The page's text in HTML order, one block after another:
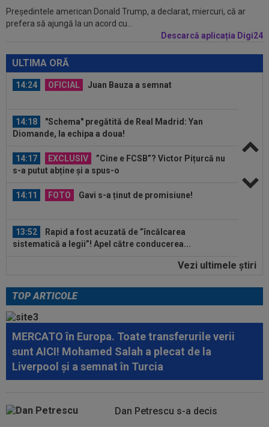
Președintele american Donald Trump, a declarat, miercuri, că ar
prefera să ajungă la un acord cu...
Descarcă aplicația Digi24
ULTIMA ORĂ
14:59
Abia aștepta! Carragher l-a pus la colț pe Mo
Salah: "Mă gândeam că vrea să...
Lotul Universității Craiova la meciul
cu KuPS din Europa League: reveniri...
14:24 OFICIAL Juan Bauza a semnat
14:18
"Schema" pregătită de Real Madrid: Yan
Diomande, la echipa a doua!
14:17 EXCLUSIV
”Cine e FCSB”? Victor Pițurcă nu
s-a putut abține și a spus-o
14:11 FOTO Gavi s-a ținut de promisiune!
13:52
Rapid a fost acuzată de ”încălcarea
sistematică a legii”! Apel către conducerea...
Ilie Dumitrescu l-a găsit vinovat la
14:59
Abia aștepta! Carragher l-a pus la colț pe Mo
Salah: "Mă gândeam că vrea să...
14:51 OFICIAL
Lotul Universității Craiova la meciul
cu KuPS din Europa League: reveniri...
14:24 OFICIAL Juan Bauza a semnat
14:18
"Schema" pregătită de Real Madrid: Yan
Vezi ultimele ştiri
TOP ARTICOLE
MERCATO în Europa. Toate transferurile verii
sunt AICI! Mohamed Salah a plecat de la
Liverpool și a semnat în Turcia
Dan Petrescu s-a decis